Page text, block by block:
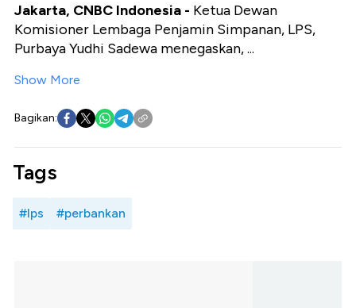
Jakarta, CNBC Indonesia - Ketua Dewan
Komisioner Lembaga Penjamin Simpanan, LPS,
Purbaya Yudhi Sadewa menegaskan, ...
Show More
Bagikan:
Tags
#lps #perbankan